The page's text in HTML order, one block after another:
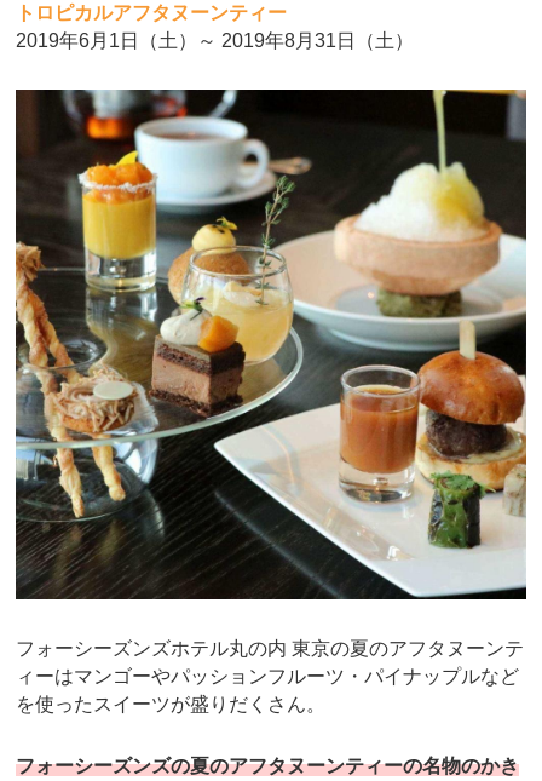
トロピカルアフタヌーンティー
2019年6月1日（土）～ 2019年8月31日（土）
フォーシーズンズホテル丸の内 東京の夏のアフタヌーンテ
ィーはマンゴーやパッションフルーツ・パイナップルなど
を使ったスイーツが盛りだくさん。
フォーシーズンズの夏のアフタヌーンティーの名物のかき